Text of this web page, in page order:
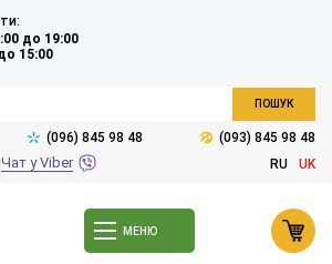
до 19:00
15:00
ПОШУК
(096) 845 98 48 (093) 845 98 48
Чат у Viber RU UK
МЕНЮ